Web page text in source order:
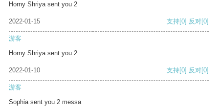
Horny Shriya sent you 2
2022-01-15 支持[0] 反对[0]
游客
Horny Shriya sent you 2
2022-01-10 支持[0] 反对[0]
游客
Sophia sent you 2 messa